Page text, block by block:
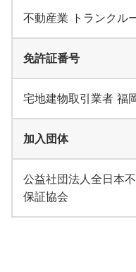
不動産業 トランクル
免許証番号
宅地建物取引業者 福
加入団体
公益社団法人全日本
保証協会